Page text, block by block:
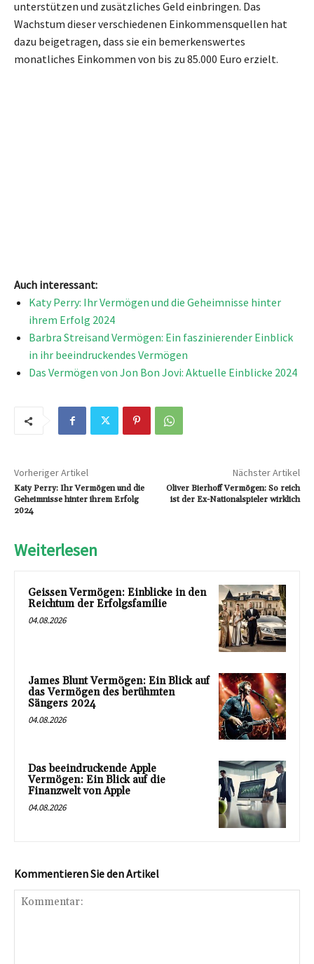
unterstützen und zusätzliches Geld einbringen. Das
Wachstum dieser verschiedenen Einkommensquellen hat
dazu beigetragen, dass sie ein bemerkenswertes
monatliches Einkommen von bis zu 85.000 Euro erzielt.
Auch interessant:
Katy Perry: Ihr Vermögen und die Geheimnisse hinter
ihrem Erfolg 2024
Barbra Streisand Vermögen: Ein faszinierender Einblick
in ihr beeindruckendes Vermögen
Das Vermögen von Jon Bon Jovi: Aktuelle Einblicke 2024
Vorheriger Artikel
Katy Perry: Ihr Vermögen und die
Geheimnisse hinter ihrem Erfolg
2024
Nächster Artikel
Oliver Bierhoff Vermögen: So reich
ist der Ex-Nationalspieler wirklich
Weiterlesen
Geissen Vermögen: Einblicke in den
Reichtum der Erfolgsfamilie
04.08.2026
James Blunt Vermögen: Ein Blick auf
das Vermögen des berühmten
Sängers 2024
04.08.2026
Das beeindruckende Apple
Vermögen: Ein Blick auf die
Finanzwelt von Apple
04.08.2026
Kommentieren Sie den Artikel